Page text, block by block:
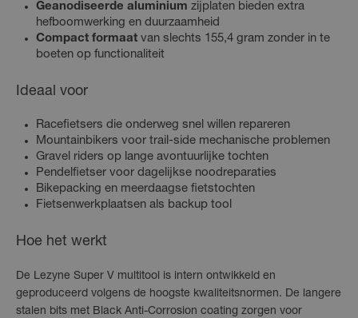
Geanodiseerde aluminium zijplaten bieden extra
hefboomwerking en duurzaamheid
Compact formaat van slechts 155,4 gram zonder in te
boeten op functionaliteit
Ideaal voor
Racefietsers die onderweg snel willen repareren
Mountainbikers voor trail-side mechanische problemen
Gravel riders op lange avontuurlijke tochten
Pendelfietser voor dagelijkse noodreparaties
Bikepacking en meerdaagse fietstochten
Fietsenwerkplaatsen als backup tool
Hoe het werkt
De Lezyne Super V multitool is intern ontwikkeld en
geproduceerd volgens de hoogste kwaliteitsnormen. De langere
stalen bits met Black Anti-Corrosion coating zorgen voor